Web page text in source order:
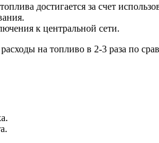
достигается за счет
к центральной сети.
на топливо в 2-3 раза по